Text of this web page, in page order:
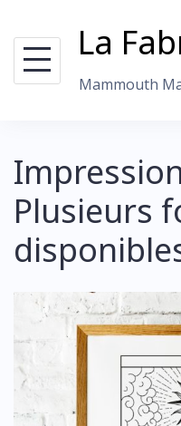
to
content
La
Mammouth
Plusieurs